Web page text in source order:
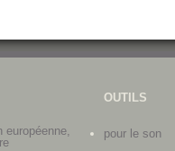
européenne,
OUTILS
pour le son